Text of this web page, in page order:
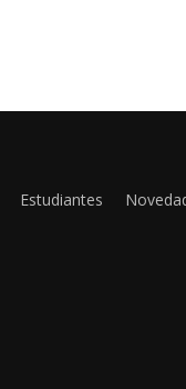
Estudiantes